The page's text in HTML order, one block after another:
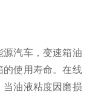
汽车，变速箱油
的使用寿命。在线
油液粘度因磨损